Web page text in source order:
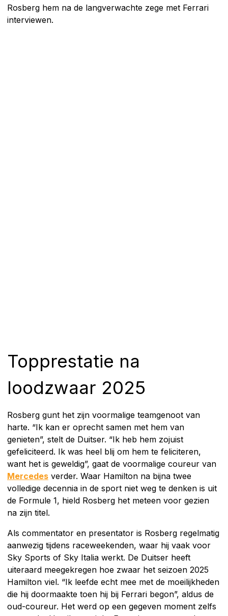
Rosberg hem na de langverwachte zege met Ferrari
interviewen.
Topprestatie na
loodzwaar 2025
Rosberg gunt het zijn voormalige teamgenoot van
harte. “Ik kan er oprecht samen met hem van
genieten”, stelt de Duitser. “Ik heb hem zojuist
gefeliciteerd. Ik was heel blij om hem te feliciteren,
want het is geweldig”, gaat de voormalige coureur van
Mercedes verder. Waar Hamilton na bijna twee
volledige decennia in de sport niet weg te denken is uit
de Formule 1, hield Rosberg het meteen voor gezien
na zijn titel.
Als commentator en presentator is Rosberg regelmatig
aanwezig tijdens raceweekenden, waar hij vaak voor
Sky Sports of Sky Italia werkt. De Duitser heeft
uiteraard meegekregen hoe zwaar het seizoen 2025
Hamilton viel. “Ik leefde echt mee met de moeilijkheden
die hij doormaakte toen hij bij Ferrari begon”, aldus de
oud-coureur. Het werd op een gegeven moment zelfs